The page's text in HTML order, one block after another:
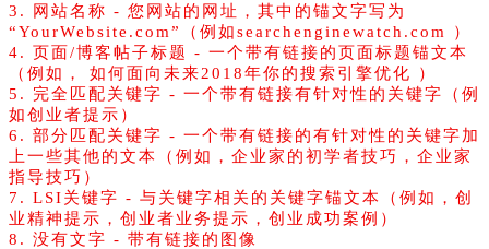
3. 网站名称 - 您网站的网址，其中的锚文字写为
“YourWebsite.com”（例如searchenginewatch.com ）
4. 页面/博客帖子标题 - 一个带有链接的页面标题锚文本
（例如， 如何面向未来2018年你的搜索引擎优化 ）
5. 完全匹配关键字 - 一个带有链接有针对性的关键字（例
如创业者提示）
6. 部分匹配关键字 - 一个带有链接的有针对性的关键字加
上一些其他的文本（例如，企业家的初学者技巧，企业家
指导技巧）
7. LSI关键字 - 与关键字相关的关键字锚文本（例如，创
业精神提示，创业者业务提示，创业成功案例）
8. 没有文字 - 带有链接的图像